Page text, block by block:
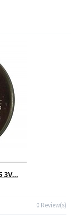
3V...
0 Review(s)